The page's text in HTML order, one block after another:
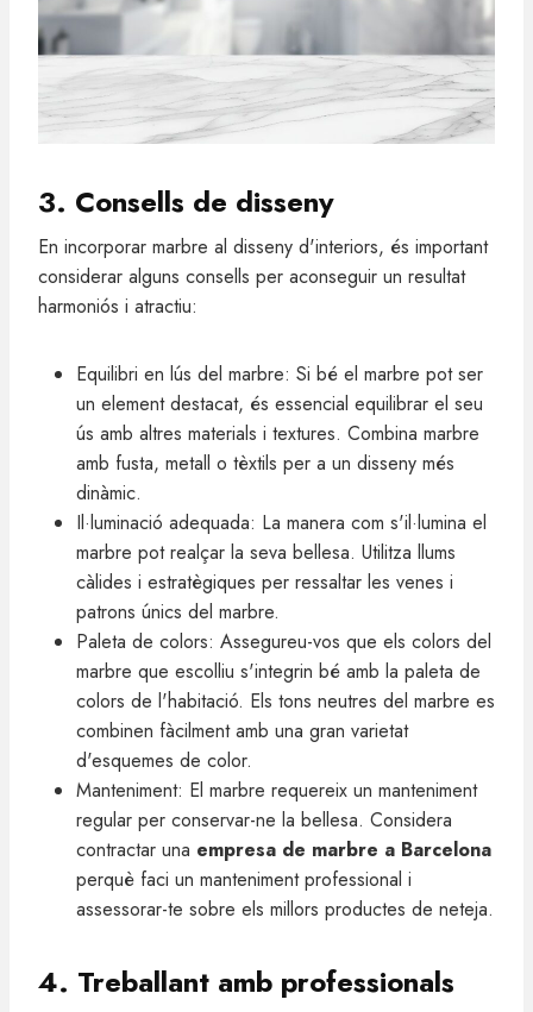
3. Consells de disseny
En incorporar marbre al disseny d'interiors, és important
considerar alguns consells per aconseguir un resultat
harmoniós i atractiu:
Equilibri en lús del marbre: Si bé el marbre pot ser
un element destacat, és essencial equilibrar el seu
ús amb altres materials i textures. Combina marbre
amb fusta, metall o tèxtils per a un disseny més
dinàmic.
Il·luminació adequada: La manera com s'il·lumina el
marbre pot realçar la seva bellesa. Utilitza llums
càlides i estratègiques per ressaltar les venes i
patrons únics del marbre.
Paleta de colors: Assegureu-vos que els colors del
marbre que escolliu s'integrin bé amb la paleta de
colors de l'habitació. Els tons neutres del marbre es
combinen fàcilment amb una gran varietat
d'esquemes de color.
Manteniment: El marbre requereix un manteniment
regular per conservar-ne la bellesa. Considera
contractar una empresa de marbre a Barcelona
perquè faci un manteniment professional i
assessorar-te sobre els millors productes de neteja.
4. Treballant amb professionals